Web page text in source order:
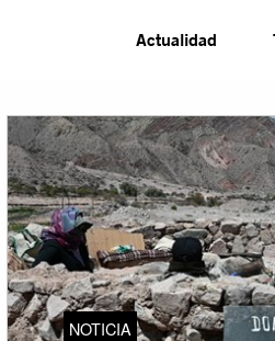
Actualidad
NOTICIA